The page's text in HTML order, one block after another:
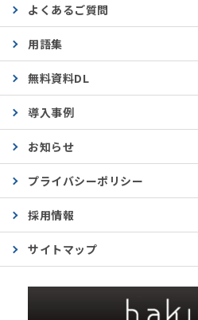
よくあるご質問
用語集
無料資料DL
導入事例
お知らせ
プライバシーポリシー
採用情報
サイトマップ